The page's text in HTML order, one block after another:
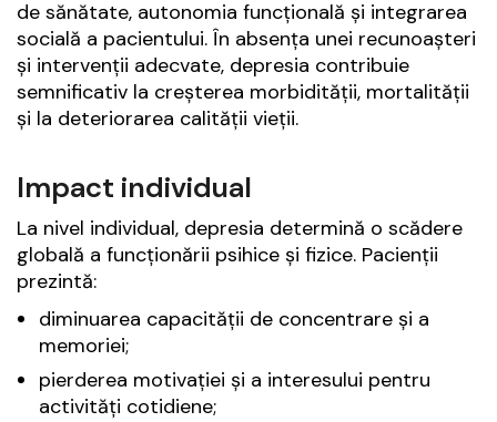
de sănătate, autonomia funcțională și integrarea
socială a pacientului. În absența unei recunoașteri
și intervenții adecvate, depresia contribuie
semnificativ la creșterea morbidității, mortalității
și la deteriorarea calității vieții.
Impact individual
La nivel individual, depresia determină o scădere
globală a funcționării psihice și fizice. Pacienții
prezintă:
diminuarea capacității de concentrare și a
memoriei;
pierderea motivației și a interesului pentru
activități cotidiene;